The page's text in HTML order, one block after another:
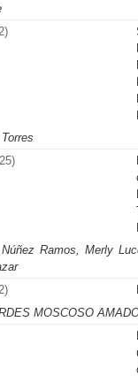
Ramos, Merly
MOSCOSO